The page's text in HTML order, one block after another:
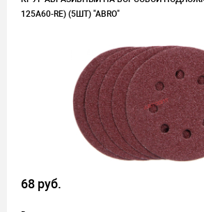
125A60-RE) (5ШТ) "ABRO"
68 руб.